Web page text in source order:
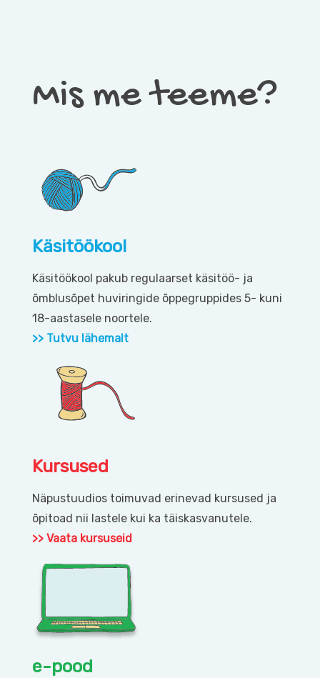
Mis me teeme?
Käsitöökool
Käsitöökool pakub regulaarset käsitöö- ja
õmblusõpet huviringide õppegruppides 5- kuni
18-aastasele noortele.
>> Tutvu lähemalt
Kursused
Näpustuudios toimuvad erinevad kursused ja
õpitoad nii lastele kui ka täiskasvanutele.
>> Vaata kursuseid
e-pood